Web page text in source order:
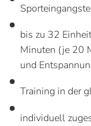
bis zu 32
Minuten (je 20
und
Training in der
individuell